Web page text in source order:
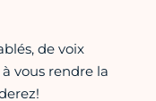
de voix
vous rendre la